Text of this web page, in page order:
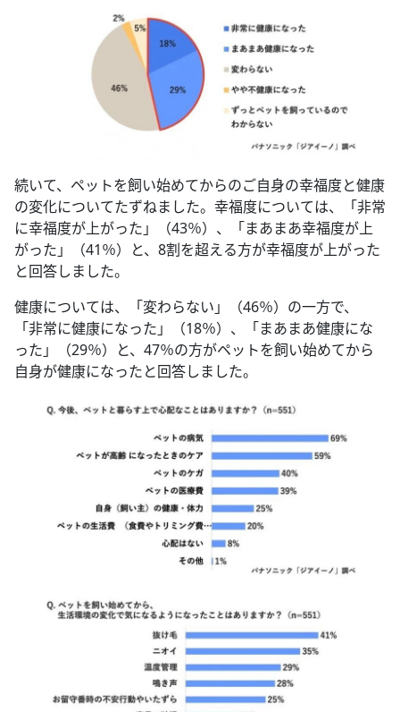
続いて、ペットを飼い始めてからのご自身の幸福度と健康
の変化についてたずねました。幸福度については、「非常
に幸福度が上がった」（43％）、「まあまあ幸福度が上
がった」（41％）と、8割を超える方が幸福度が上がった
と回答しました。
健康については、「変わらない」（46％）の一方で、
「非常に健康になった」（18％）、「まあまあ健康にな
った」（29％）と、47％の方がペットを飼い始めてから
自身が健康になったと回答しました。